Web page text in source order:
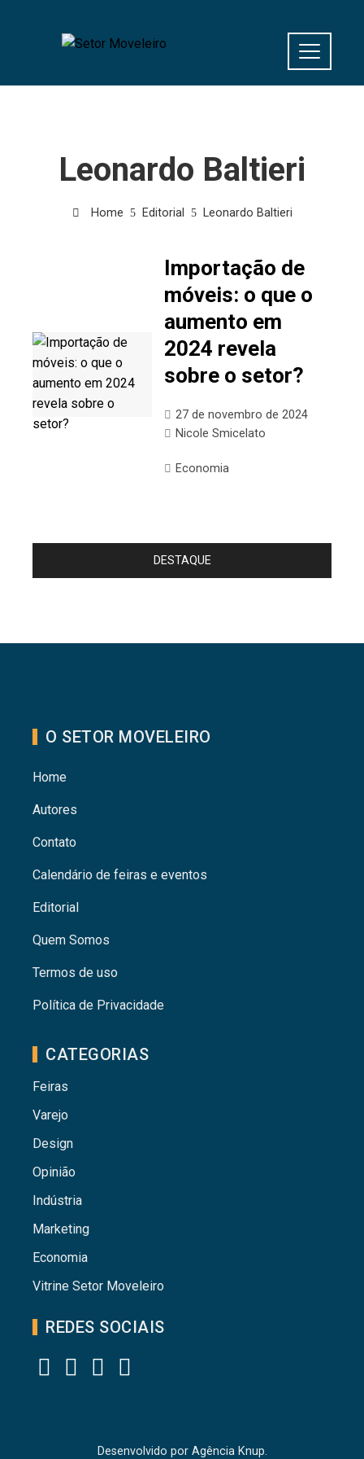
Leonardo Baltieri
Home Editorial Leonardo Baltieri
Importação de
móveis: o que o
aumento em
2024 revela
sobre o setor?
27 de novembro de 2024
Nicole Smicelato
Economia
DESTAQUE
O SETOR MOVELEIRO
Home
Autores
Contato
Calendário de feiras e eventos
Editorial
Quem Somos
Termos de uso
Política de Privacidade
CATEGORIAS
Feiras
Varejo
Design
Opinião
Indústria
Marketing
Economia
Vitrine Setor Moveleiro
REDES SOCIAIS
Desenvolvido por Agência Knup.